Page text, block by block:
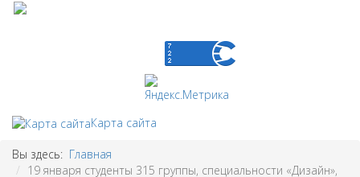
Карта сайта
Вы здесь: Главная
19 января студенты 315 группы, специальности «Дизайн»,